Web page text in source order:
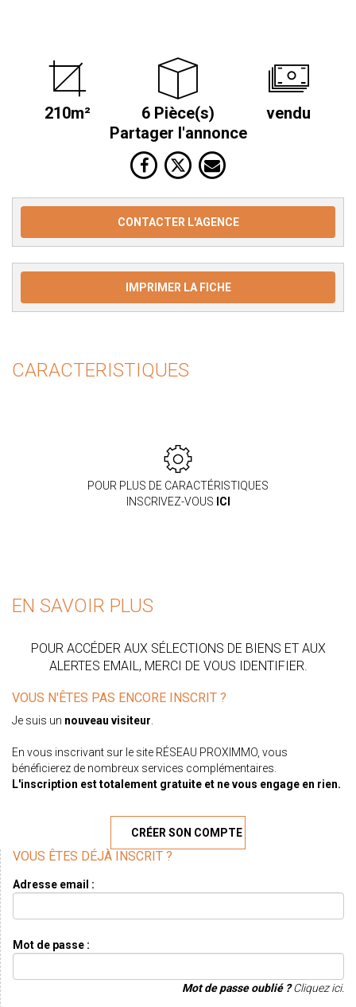
210m² 6 Pièce(s)
vendu
Partager l'annonce
CONTACTER L'AGENCE
IMPRIMER LA FICHE
CARACTERISTIQUES
POUR PLUS DE CARACTÉRISTIQUES
INSCRIVEZ-VOUS ICI
EN SAVOIR PLUS
POUR ACCÉDER AUX SÉLECTIONS DE BIENS ET AUX
ALERTES EMAIL, MERCI DE VOUS IDENTIFIER.
VOUS N'ÊTES PAS ENCORE INSCRIT ?
Je suis un nouveau visiteur.
En vous inscrivant sur le site RÉSEAU PROXIMMO, vous
bénéficierez de nombreux services complémentaires.
L'inscription est totalement gratuite et ne vous engage en rien.
CRÉER SON COMPTE
VOUS ÊTES DÉJÀ INSCRIT ?
Adresse email :
Mot de passe :
Mot de passe oublié ?Cliquez ici.